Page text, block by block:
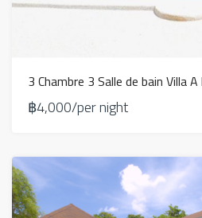
฿4,000/per night